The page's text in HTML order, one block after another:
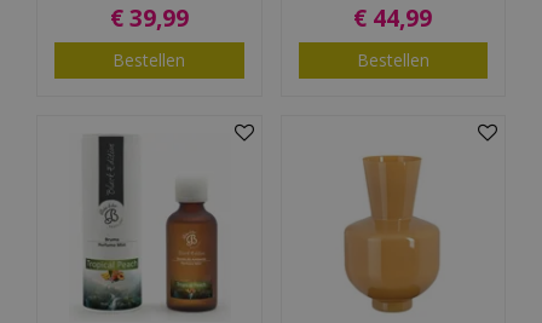
€ 39,99
Bestellen
€ 44,99
Bestellen